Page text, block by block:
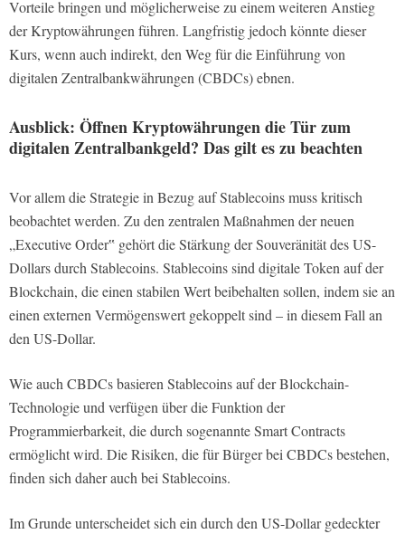
Vorteile bringen und möglicherweise zu einem weiteren Anstieg
der Kryptowährungen führen. Langfristig jedoch könnte dieser
Kurs, wenn auch indirekt, den Weg für die Einführung von
digitalen Zentralbankwährungen (CBDCs) ebnen.
Ausblick: Öffnen Kryptowährungen die Tür zum
digitalen Zentralbankgeld? Das gilt es zu beachten
Vor allem die Strategie in Bezug auf Stablecoins muss kritisch
beobachtet werden. Zu den zentralen Maßnahmen der neuen
„Executive Order‟ gehört die Stärkung der Souveränität des US-
Dollars durch Stablecoins. Stablecoins sind digitale Token auf der
Blockchain, die einen stabilen Wert beibehalten sollen, indem sie an
einen externen Vermögenswert gekoppelt sind – in diesem Fall an
den US-Dollar.
Wie auch CBDCs basieren Stablecoins auf der Blockchain-
Technologie und verfügen über die Funktion der
Programmierbarkeit, die durch sogenannte Smart Contracts
ermöglicht wird. Die Risiken, die für Bürger bei CBDCs bestehen,
finden sich daher auch bei Stablecoins.
Im Grunde unterscheidet sich ein durch den US-Dollar gedeckter